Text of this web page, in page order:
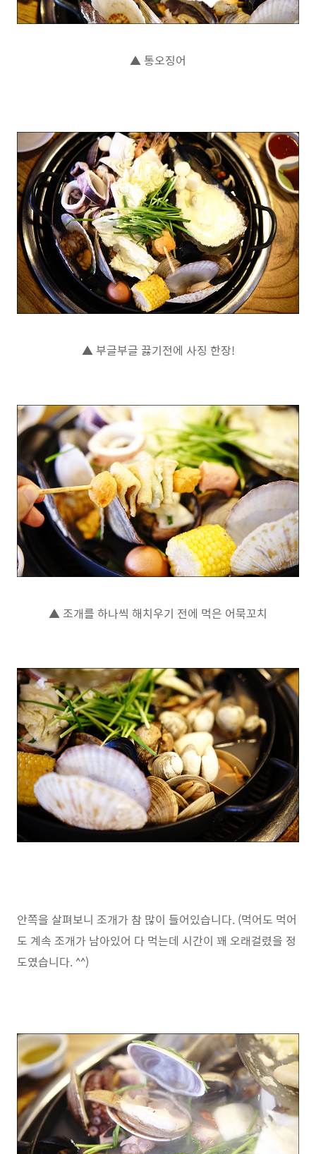
▲ 통오징어
▲ 부글부글 끓기전에 사징 한장!
▲ 조개를 하나씩 해치우기 전에 먹은 어묵꼬치
안쪽을 살펴보니 조개가 참 많이 들어있습니다. (먹어도 먹어
도 계속 조개가 남아있어 다 먹는데 시간이 꽤 오래걸렸을 정
도였습니다. ^^)